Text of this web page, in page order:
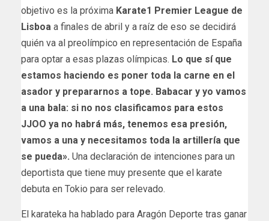
objetivo es la próxima Karate1 Premier League de
Lisboa a finales de abril y a raíz de eso se decidirá
quién va al preolímpico en representación de España
para optar a esas plazas olímpicas. Lo que sí que
estamos haciendo es poner toda la carne en el
asador y prepararnos a tope. Babacar y yo vamos
a una bala: si no nos clasificamos para estos
JJOO ya no habrá más, tenemos esa presión,
vamos a una y necesitamos toda la artillería que
se pueda». Una declaración de intenciones para un
deportista que tiene muy presente que el karate
debuta en Tokio para ser relevado.
El karateka ha hablado para Aragón Deporte tras ganar